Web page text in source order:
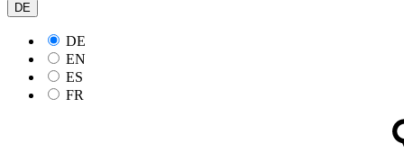
DE
DE
EN
ES
FR